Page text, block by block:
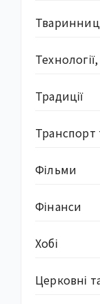
Традиції
Транспорт
Фільми
Фінанси
Хобі
Церковні